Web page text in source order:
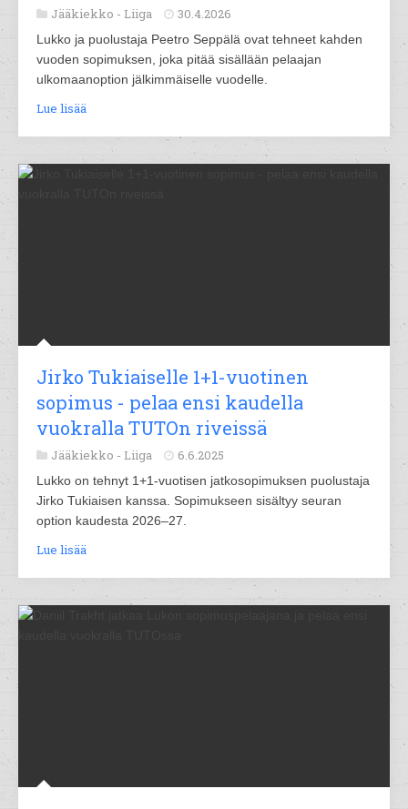
Jääkiekko - Liiga 30.4.2026
Lukko ja puolustaja Peetro Seppälä ovat tehneet kahden
vuoden sopimuksen, joka pitää sisällään pelaajan
ulkomaanoption jälkimmäiselle vuodelle.
Lue lisää
Jirko Tukiaiselle 1+1-vuotinen
sopimus - pelaa ensi kaudella
vuokralla TUTOn riveissä
Jääkiekko - Liiga 6.6.2025
Lukko on tehnyt 1+1-vuotisen jatkosopimuksen puolustaja
Jirko Tukiaisen kanssa. Sopimukseen sisältyy seuran
option kaudesta 2026–27.
Lue lisää